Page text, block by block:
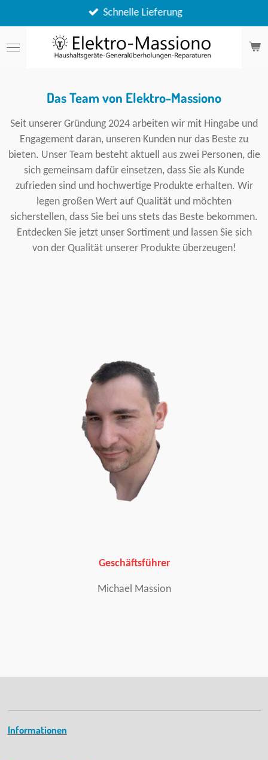
Hauptinhalt
springen
Schnelle Lieferung
Das Team von Elektro-Massiono
Seit unserer Gründung 2024 arbeiten wir mit Hingabe und
Engagement daran, unseren Kunden nur das Beste zu
bieten. Unser Team besteht aktuell aus zwei Personen, die
sich gemeinsam dafür einsetzen, dass Sie als Kunde
zufrieden sind und hochwertige Produkte erhalten. Wir
legen großen Wert auf Qualität und möchten
sicherstellen, dass Sie bei uns stets das Beste bekommen.
Entdecken Sie jetzt unser Sortiment und lassen Sie sich
von der Qualität unserer Produkte überzeugen!
Geschäftsführer
Michael Massion
Informationen